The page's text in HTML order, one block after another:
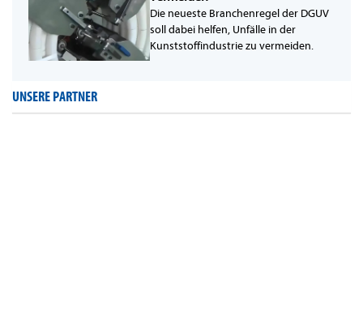
Die neueste Branchenregel der DGUV
soll dabei helfen, Unfälle in der
Kunststoffindustrie zu vermeiden.
UNSERE PARTNER